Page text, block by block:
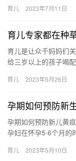
…
育儿 2023年7月11日
育儿专家都在种
育儿是让众千妈妈们
给三岁以上的孩子喝
手足…
育儿 2023年5月26日
孕期如何预防新
孕期如何预防新儿黄
孕妇在怀孕5·6个月
育儿 2023年5月10日